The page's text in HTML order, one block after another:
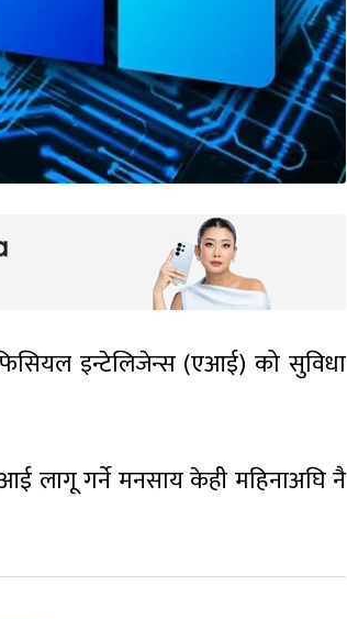
इन्टेलिजेन्स (एआई) को सुविधा
लागू गर्ने मनसाय केही महिनाअघि नै